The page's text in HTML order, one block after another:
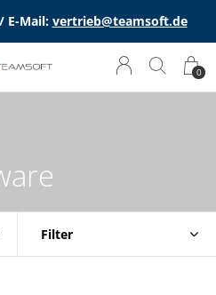
0
E-Mail: vertrieb@teamsoft.de
Filter